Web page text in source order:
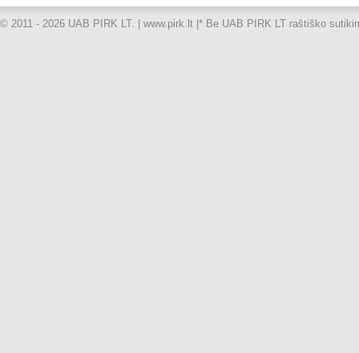
© 2011 - 2026 UAB PIRK LT. | www.pirk.lt | * Be UAB PIRK LT raštiško